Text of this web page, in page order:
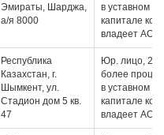
Эмираты, Шарджа,
а/я 8000
в уставном
капитале
владеет АО
Республика
Казахстан, г.
Шымкент, ул.
Стадион дом 5 кв.
47
Юр. лицо, 20
более
в уставном
капитале
владеет АО